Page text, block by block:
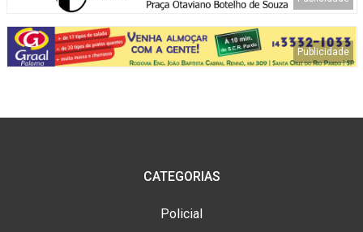
CATEGORIAS
Policial